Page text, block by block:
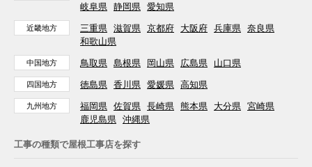
岐阜県 静岡県 愛知県
近畿地方 三重県 滋賀県 京都府 大阪府 兵庫県 奈良県
和歌山県
中国地方 鳥取県 島根県 岡山県 広島県 山口県
四国地方 徳島県 香川県 愛媛県 高知県
九州地方 福岡県 佐賀県 長崎県 熊本県 大分県 宮崎県
鹿児島県 沖縄県
工事の種類で屋根工事店を探す